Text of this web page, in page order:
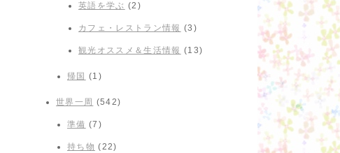
英語を学ぶ (2)
カフェ・レストラン情報 (3)
観光オススメ＆生活情報 (13)
帰国 (1)
世界一周 (542)
準備 (7)
持ち物 (22)